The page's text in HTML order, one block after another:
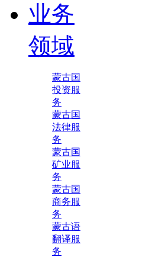
业务
领域
蒙古国
投资服
务
蒙古国
法律服
务
蒙古国
矿业服
务
蒙古国
商务服
务
蒙古语
翻译服
务